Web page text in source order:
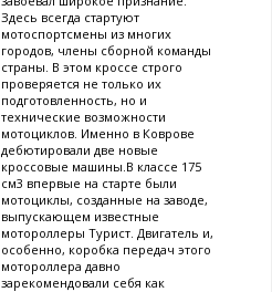
Здесь всегда стартуют
мотоспортсмены из многих
городов, члены сборной команды
страны. В этом кроссе строго
проверяется не только их
подготовленность, но и
технические возможности
мотоциклов. Именно в Коврове
дебютировали две новые
кроссовые машины.В классе 175
см3 впервые на старте были
мотоциклы, созданные на заводе,
выпускающем известные
мотороллеры Турист. Двигатель и,
особенно, коробка передач этого
мотороллера давно
зарекомендовали себя как